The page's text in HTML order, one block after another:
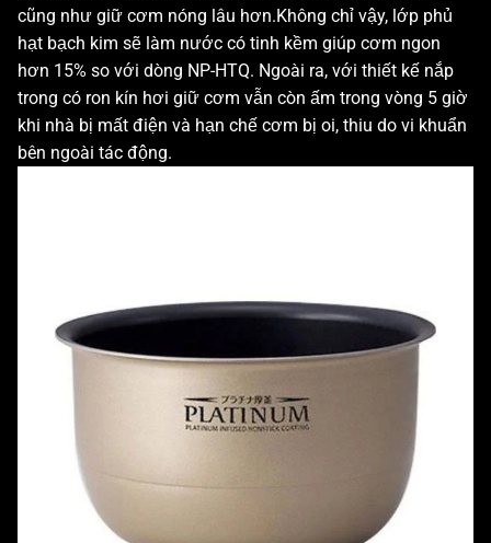
cũng như giữ cơm nóng lâu hơn.Không chỉ vậy, lớp phủ
hạt bạch kim sẽ làm nước có tinh kềm giúp cơm ngon
hơn 15% so với dòng NP-HTQ. Ngoài ra, với thiết kế nắp
trong có ron kín hơi giữ cơm vẫn còn ấm trong vòng 5 giờ
khi nhà bị mất điện và hạn chế cơm bị oi, thiu do vi khuẩn
bên ngoài tác động.